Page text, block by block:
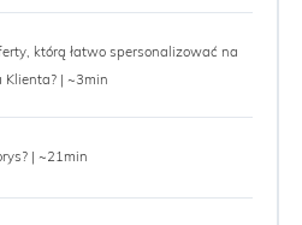
którą łatwo spersonalizować na
| ~3min
| ~21min